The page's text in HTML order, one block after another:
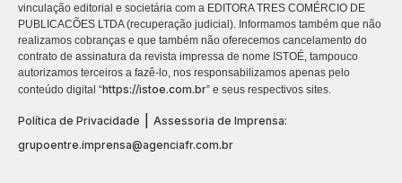
vinculação editorial e societária com a EDITORA TRES COMÉRCIO DE
PUBLICACÕES LTDA (recuperação judicial). Informamos também que não
realizamos cobranças e que também não oferecemos cancelamento do
contrato de assinatura da revista impressa de nome ISTOÉ, tampouco
autorizamos terceiros a fazê-lo, nos responsabilizamos apenas pelo
conteúdo digital “https://istoe.com.br” e seus respectivos sites.
Política de Privacidade
Assessoria de Imprensa:
grupoentre.imprensa@agenciafr.com.br